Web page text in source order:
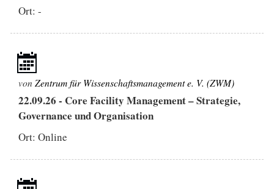
Ort: -
vonZentrum für Wissenschaftsmanagement e. V. (ZWM)
22.09.26 - Core Facility Management – Strategie,
Governance und Organisation
Ort: Online